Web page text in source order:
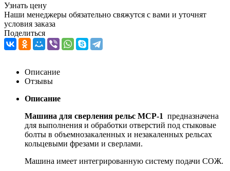
Узнать цену
Наши менеджеры обязательно свяжутся с вами и уточнят
условия заказа
Поделиться
Описание
Отзывы
Описание
Машина для сверления рельс МСР-1 предназначена
для выполнения и обработки отверстий под стыковые
болты в объемнозакаленных и незакаленных рельсах
кольцевыми фрезами и сверлами.
Машина имеет интегрированную систему подачи СОЖ.